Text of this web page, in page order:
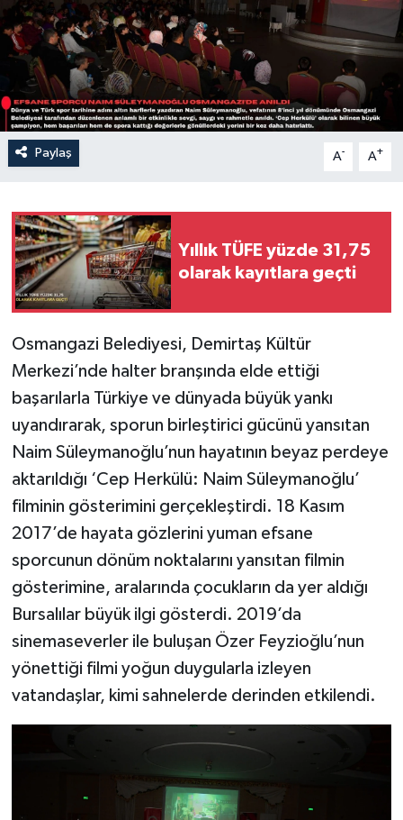
Paylaş A- A+
Yıllık TÜFE yüzde 31,75
olarak kayıtlara geçti
Osmangazi Belediyesi, Demirtaş Kültür
Merkezi’nde halter branşında elde ettiği
başarılarla Türkiye ve dünyada büyük yankı
uyandırarak, sporun birleştirici gücünü yansıtan
Naim Süleymanoğlu’nun hayatının beyaz perdeye
aktarıldığı ‘Cep Herkülü: Naim Süleymanoğlu’
filminin gösterimini gerçekleştirdi. 18 Kasım
2017’de hayata gözlerini yuman efsane
sporcunun dönüm noktalarını yansıtan filmin
gösterimine, aralarında çocukların da yer aldığı
Bursalılar büyük ilgi gösterdi. 2019’da
sinemaseverler ile buluşan Özer Feyzioğlu’nun
yönettiği filmi yoğun duygularla izleyen
vatandaşlar, kimi sahnelerde derinden etkilendi.